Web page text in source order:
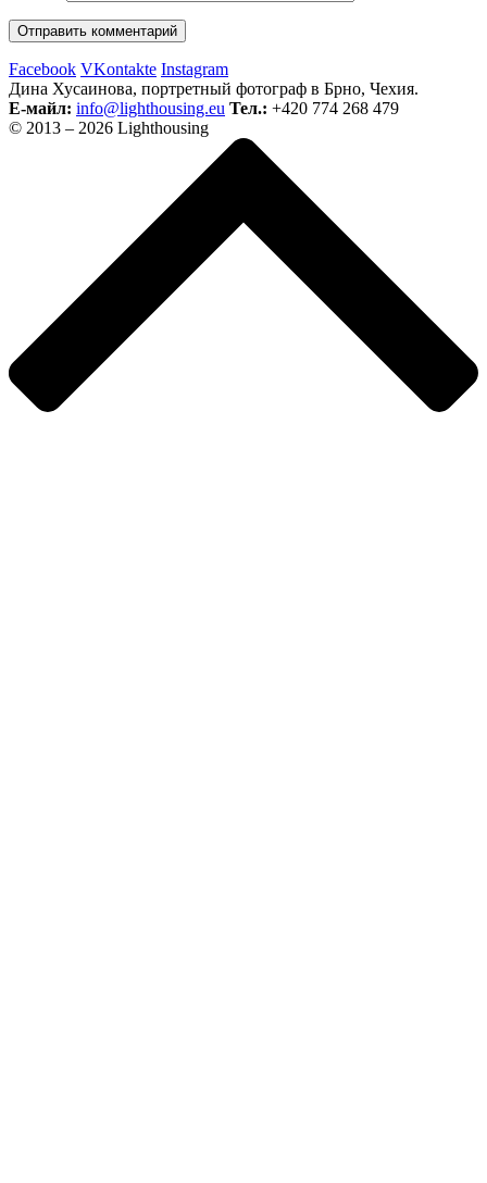
Facebook VKontakte Instagram
Дина Хусаинова, портретный фотограф в Брно, Чехия.
Е-майл: info@lighthousing.eu Тел.: +420 774 268 479
© 2013 – 2026 Lighthousing